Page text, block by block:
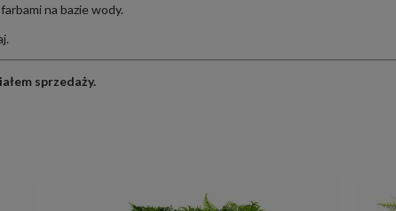
na bazie wody.
.
sprzedaży.